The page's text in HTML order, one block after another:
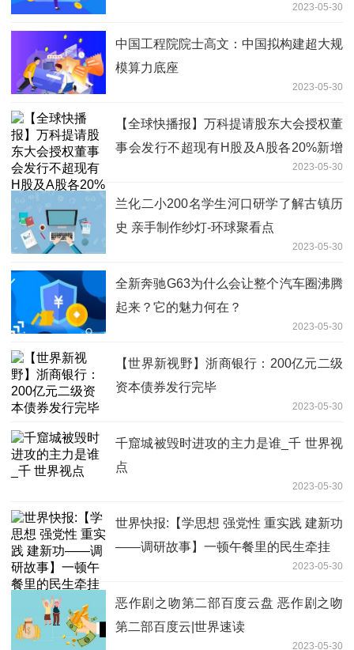
2023-05-30
中国工程院院士高文：中国拟构建超大规
模算力底座
2023-05-30
【全球快播报】万科提请股东大会授权董
事会发行不超现有H股及A股各20%新增
2023-05-30
兰化二小200名学生河口研学了解古镇历
史 亲手制作纱灯-环球聚看点
2023-05-30
全新奔驰G63为什么会让整个汽车圈沸腾
起来？它的魅力何在？
2023-05-30
【世界新视野】浙商银行：200亿元二级
资本债券发行完毕
2023-05-30
千窟城被毁时进攻的主力是谁_千 世界视
点
2023-05-30
世界快报:【学思想 强党性 重实践 建新功
——调研故事】一顿午餐里的民生牵挂
2023-05-30
恶作剧之吻第二部百度云盘 恶作剧之吻
第二部百度云|世界速读
2023-05-30